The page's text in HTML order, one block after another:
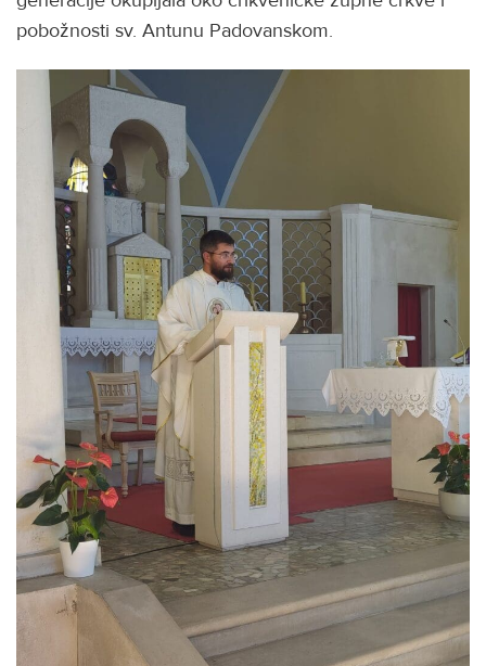
pobožnosti sv. Antunu Padovanskom.